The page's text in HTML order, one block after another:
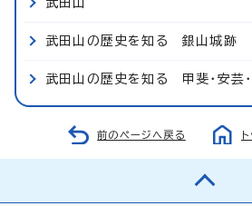
武田山の歴史を知る 銀山城跡
武田山の歴史を知る 甲斐・安芸
前のページへ戻る